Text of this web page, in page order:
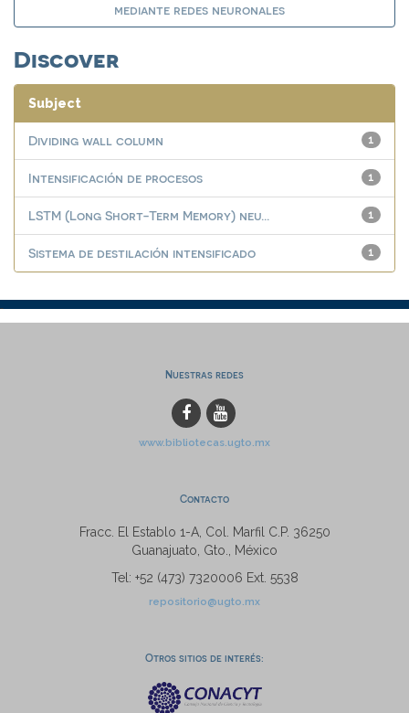
mediante redes neuronales
Discover
Subject
1
Dividing wall column
1
Intensificación de procesos
1
LSTM (Long Short-Term Memory) neu...
1
Sistema de destilación intensificado
Nuestras redes
www.bibliotecas.ugto.mx
Contacto
Fracc. El Establo 1-A, Col. Marfil C.P. 36250
Guanajuato, Gto., México
Tel: +52 (473) 7320006 Ext. 5538
repositorio@ugto.mx
Otros sitios de interés: